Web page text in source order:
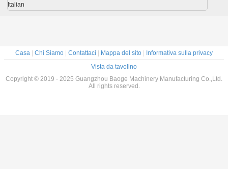
Italian
Casa | Chi Siamo | Contattaci | Mappa del sito | Informativa sulla privacy
Vista da tavolino
Copyright © 2019 - 2025 Guangzhou Baoge Machinery Manufacturing Co.,Ltd.
All rights reserved.